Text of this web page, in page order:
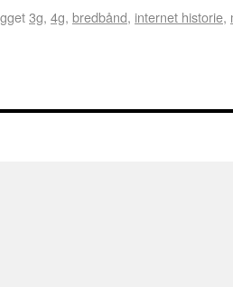
3g, 4g, bredbånd, internet historie,